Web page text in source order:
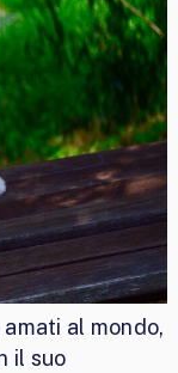
al mondo,
il suo